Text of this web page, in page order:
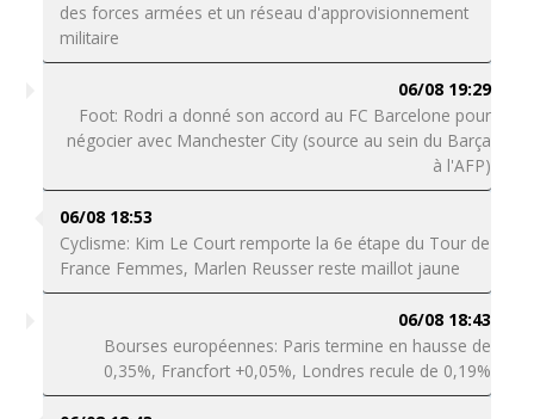
des forces armées et un réseau d'approvisionnement
militaire
06/08 19:29
Foot: Rodri a donné son accord au FC Barcelone pour
négocier avec Manchester City (source au sein du Barça
à l'AFP)
06/08 18:53
Cyclisme: Kim Le Court remporte la 6e étape du Tour de
France Femmes, Marlen Reusser reste maillot jaune
06/08 18:43
Bourses européennes: Paris termine en hausse de
0,35%, Francfort +0,05%, Londres recule de 0,19%